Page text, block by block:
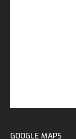
GOOGLE MAPS